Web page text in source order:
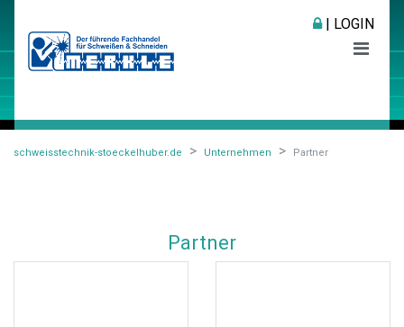
| LOGIN
schweisstechnik-stoeckelhuber.de Unternehmen Partner
Partner